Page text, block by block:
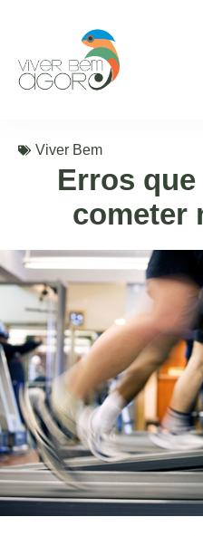
Viver Bem
Erros
cometer